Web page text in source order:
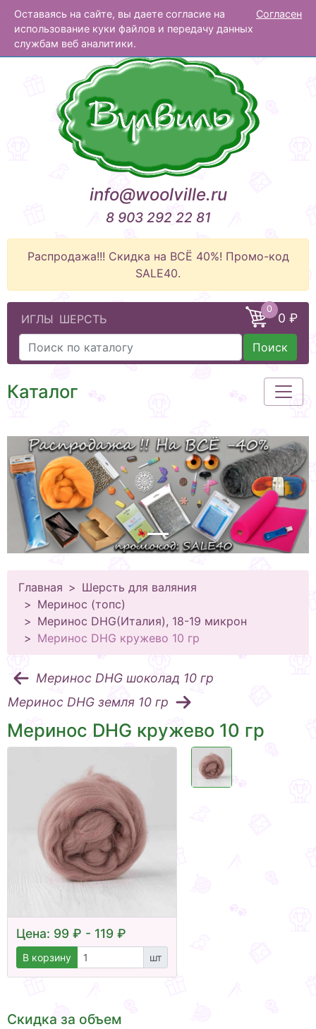
Оставаясь на сайте, вы даете согласие на
использование куки файлов и передачу данных
службам веб аналитики.
Согласен
Вулвиль
info@woolville.ru
8 903 292 22 81
Распродажа!!! Скидка на ВСЁ 40%! Промо-код
SALE40.
ИГЛЫ ШЕРСТЬ
0
0 ₽
Поиск
Каталог
Главная
Шерсть для валяния
Меринос (топс)
Меринос DHG(Италия), 18-19 микрон
Меринос DHG кружево 10 гр
Меринос DHG шоколад 10 гр
Меринос DHG земля 10 гр
Меринос DHG кружево 10 гр
Цена: 99 ₽ - 119 ₽
В корзину шт
Скидка за объем